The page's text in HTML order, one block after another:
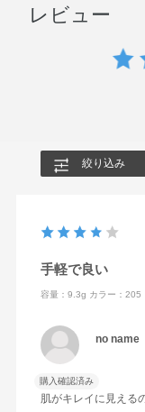
コン・メチコン・
水分解コラーゲン
メチコン・シリカ
ルヘキサノイン・
ヘキサ（ヒドロキ
水・水酸化Al・水
タノール・メチル
レビュー
絞り込み
手軽で良い
容量：9.3g カラー：205
no name
購入確認済み
肌がキレイに見える